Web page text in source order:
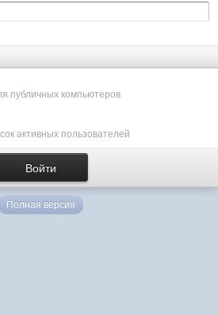
публичных компьютеров
активных пользователей
Полная версия